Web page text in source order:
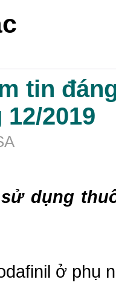
tin
2019
dụng
ở phụ